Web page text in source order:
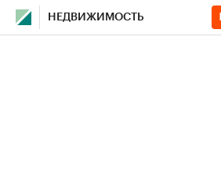
НЕДВИЖИМОСТЬ